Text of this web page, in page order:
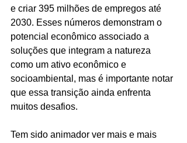
e criar 395 milhões de empregos até
2030. Esses números demonstram o
potencial econômico associado a
soluções que integram a natureza
como um ativo econômico e
socioambiental, mas é importante notar
que essa transição ainda enfrenta
muitos desafios.
Tem sido animador ver mais e mais